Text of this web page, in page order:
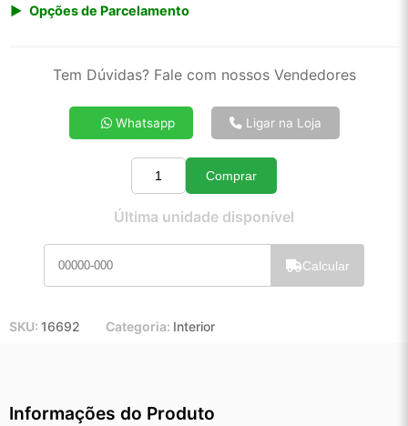
Opções de Parcelamento
2x de R$ 78,27
4x de R$ 39,70
5x de R$ 31,98
10x de R$ 16,54
11x de R$ 15,20
Tem Dúvidas? Fale com nossos Vendedores
Whatsapp Ligar na Loja
Quantidade
Comprar
Última unidade disponível
Calcular
SKU: 16692 Categoria: Interior
Informações do Produto